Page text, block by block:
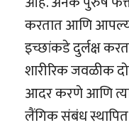
करतात आणि
इच्छांकडे दुर्लक्ष
शारीरिक जवळीक
आदर करणे आणि
लैंगिक संबंध